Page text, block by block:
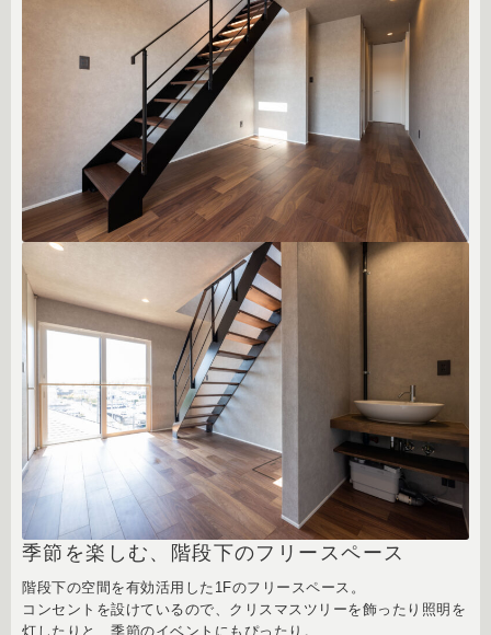
季節を楽しむ、階段下のフリースペース
階段下の空間を有効活用した1Fのフリースペース。
コンセントを設けているので、クリスマスツリーを飾ったり照明を
灯したりと、季節のイベントにもぴったり。